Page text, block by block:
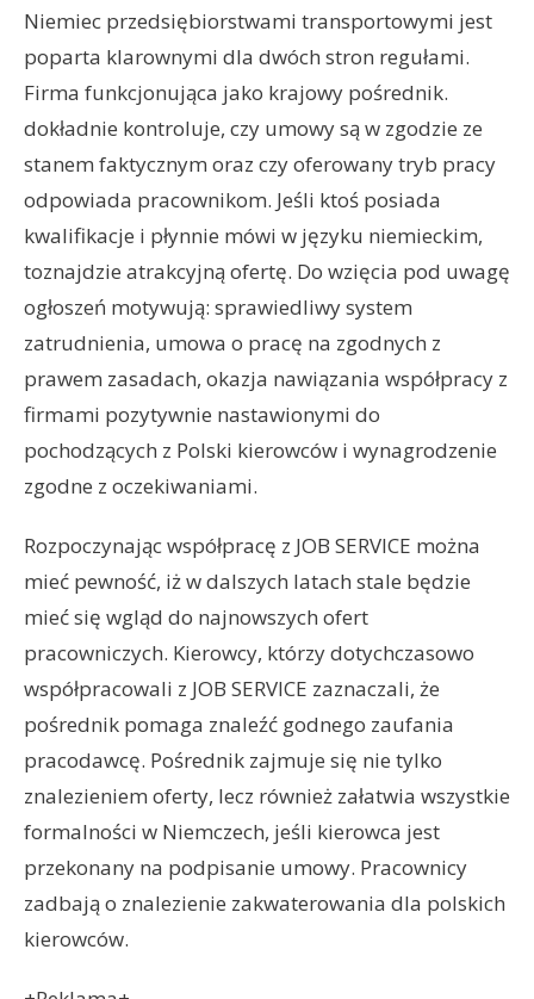
Niemiec przedsiębiorstwami transportowymi jest
poparta klarownymi dla dwóch stron regułami.
Firma funkcjonująca jako krajowy pośrednik.
dokładnie kontroluje, czy umowy są w zgodzie ze
stanem faktycznym oraz czy oferowany tryb pracy
odpowiada pracownikom. Jeśli ktoś posiada
kwalifikacje i płynnie mówi w języku niemieckim,
toznajdzie atrakcyjną ofertę. Do wzięcia pod uwagę
ogłoszeń motywują: sprawiedliwy system
zatrudnienia, umowa o pracę na zgodnych z
prawem zasadach, okazja nawiązania współpracy z
firmami pozytywnie nastawionymi do
pochodzących z Polski kierowców i wynagrodzenie
zgodne z oczekiwaniami.
Rozpoczynając współpracę z JOB SERVICE można
mieć pewność, iż w dalszych latach stale będzie
mieć się wgląd do najnowszych ofert
pracowniczych. Kierowcy, którzy dotychczasowo
współpracowali z JOB SERVICE zaznaczali, że
pośrednik pomaga znaleźć godnego zaufania
pracodawcę. Pośrednik zajmuje się nie tylko
znalezieniem oferty, lecz również załatwia wszystkie
formalności w Niemczech, jeśli kierowca jest
przekonany na podpisanie umowy. Pracownicy
zadbają o znalezienie zakwaterowania dla polskich
kierowców.